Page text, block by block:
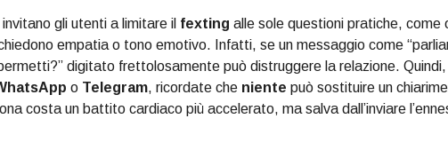
gli utenti a limitare il fexting alle sole questioni pratiche, come
empatia o tono emotivo. Infatti, se un messaggio come
digitato frettolosamente può distruggere la relazione.
o Telegram, ricordate che niente può sostituire un
costa un battito cardiaco più accelerato, ma salva dall’inviare